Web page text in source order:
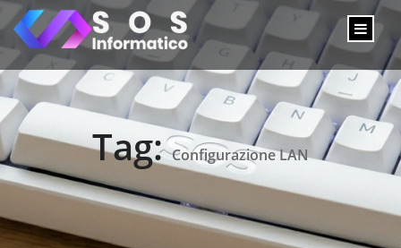
Tag:Configurazione LAN